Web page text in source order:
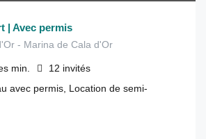
| Avec permis
- Marina de Cala d'Or
min. 12 invités
avec permis, Location de semi-